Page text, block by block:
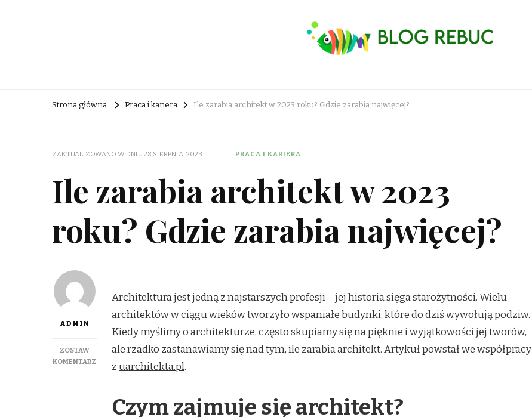
Strona główna Praca i kariera Ile zarabia architekt w 2023 roku? Gdzie zarabia najwięcej?
ZAKTUALIZOWANO W DNIU28 SIERPNIA, 2023 PRACA I KARIERA
Ile zarabia architekt w 2023
roku? Gdzie zarabia najwięcej?
ADMIN
ZOSTAW
KOMENTARZ
Architektura jest jedną z najstarszych profesji – jej historia sięga starożytności. Wielu
architektów w ciągu wieków tworzyło wspaniałe budynki, które do dziś wywołują podziw.
Kiedy myślimy o architekturze, często skupiamy się na pięknie i wyjątkowości jej tworów,
ale rzadko zastanawiamy się nad tym, ile zarabia architekt. Artykuł powstał we współpracy
zuarchitekta.pl.
Czym zajmuje się architekt?